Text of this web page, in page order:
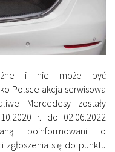
i nie może być
Polsce akcja serwisowa
Mercedesy zostały
r. do 02.06.2022
poinformowani o
się do punktu